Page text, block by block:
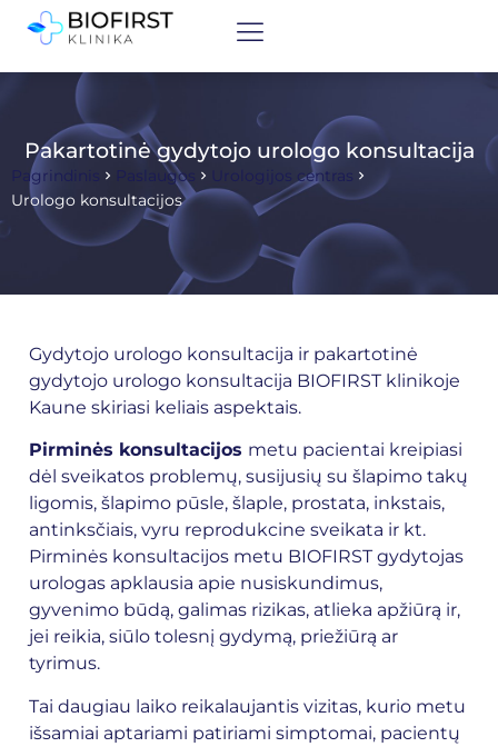
Pakartotinė gydytojo urologo konsultacija
Pagrindinis Paslaugos
Urologijos centras
Urologo konsultacijos
Gydytojo urologo konsultacija ir pakartotinė
gydytojo urologo konsultacija BIOFIRST klinikoje
Kaune skiriasi keliais aspektais.
Pirminės konsultacijos metu pacientai kreipiasi
dėl sveikatos problemų, susijusių su šlapimo takų
ligomis, šlapimo pūsle, šlaple, prostata, inkstais,
antinksčiais, vyru reprodukcine sveikata ir kt.
Pirminės konsultacijos metu BIOFIRST gydytojas
urologas apklausia apie nusiskundimus,
gyvenimo būdą, galimas rizikas, atlieka apžiūrą ir,
jei reikia, siūlo tolesnį gydymą, priežiūrą ar
tyrimus.
Tai daugiau laiko reikalaujantis vizitas, kurio metu
išsamiai aptariami patiriami simptomai, pacientų